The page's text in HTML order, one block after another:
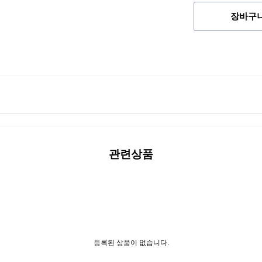
장바구
관련상품
등록된 상품이 없습니다.